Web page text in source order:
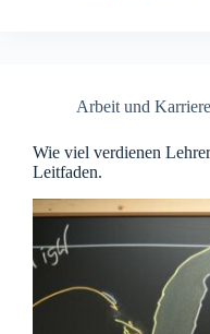
Arbeit und Karriere
Wie viel verdienen
Leitfaden.